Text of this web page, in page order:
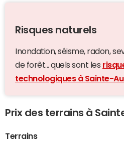
Risques naturels
Inondation, séisme, radon,
de forêt... quels sont les
technologiques à Sainte-
Prix des terrains à
Terrains